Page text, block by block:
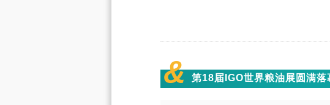
& 第18届IGO世界粮油展圆满落